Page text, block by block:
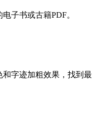
子书或古籍PDF。
字迹加粗效果，找到最